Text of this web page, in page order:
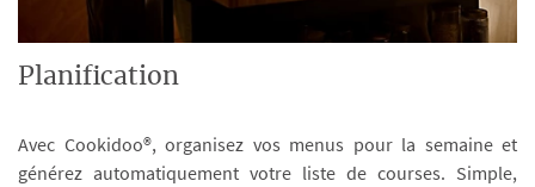
Planification
Avec Cookidoo®, organisez vos menus pour la semaine et
générez automatiquement votre liste de courses. Simple,